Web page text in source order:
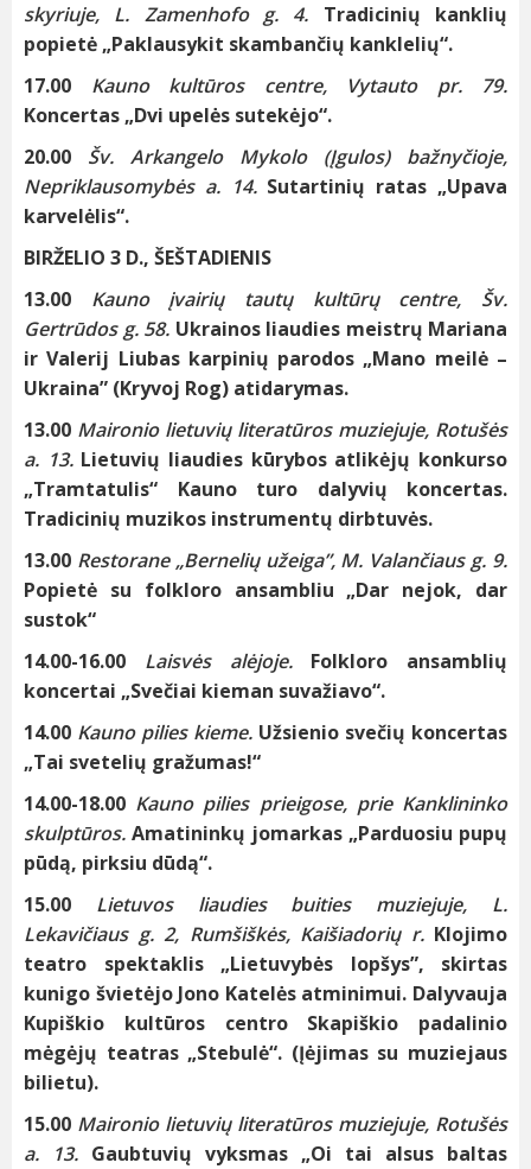
skyriuje, L. Zamenhofo g. 4. Tradicinių kanklių
popietė „Paklausykit skambančių kanklelių“.
17.00 Kauno kultūros centre, Vytauto pr. 79.
Koncertas „Dvi upelės sutekėjo“.
20.00 Šv. Arkangelo Mykolo (Įgulos) bažnyčioje,
Nepriklausomybės a. 14. Sutartinių ratas „Upava
karvelėlis“.
BIRŽELIO 3 D., ŠEŠTADIENIS
13.00 Kauno įvairių tautų kultūrų centre, Šv.
Gertrūdos g. 58. Ukrainos liaudies meistrų Mariana
ir Valerij Liubas karpinių parodos „Mano meilė –
Ukraina” (Kryvoj Rog) atidarymas.
13.00 Maironio lietuvių literatūros muziejuje, Rotušės
a. 13. Lietuvių liaudies kūrybos atlikėjų konkurso
„Tramtatulis“ Kauno turo dalyvių koncertas.
Tradicinių muzikos instrumentų dirbtuvės.
13.00 Restorane „Bernelių užeiga”, M. Valančiaus g. 9.
Popietė su folkloro ansambliu „Dar nejok, dar
sustok“
14.00-16.00 Laisvės alėjoje. Folkloro ansamblių
koncertai „Svečiai kieman suvažiavo“.
14.00 Kauno pilies kieme. Užsienio svečių koncertas
„Tai svetelių gražumas!“
14.00-18.00 Kauno pilies prieigose, prie Kanklininko
skulptūros. Amatininkų jomarkas „Parduosiu pupų
pūdą, pirksiu dūdą“.
15.00 Lietuvos liaudies buities muziejuje, L.
Lekavičiaus g. 2, Rumšiškės, Kaišiadorių r. Klojimo
teatro spektaklis „Lietuvybės lopšys”, skirtas
kunigo švietėjo Jono Katelės atminimui. Dalyvauja
Kupiškio kultūros centro Skapiškio padalinio
mėgėjų teatras „Stebulė“. (Įėjimas su muziejaus
bilietu).
15.00 Maironio lietuvių literatūros muziejuje, Rotušės
a. 13. Gaubtuvių vyksmas „Oi tai alsus baltas